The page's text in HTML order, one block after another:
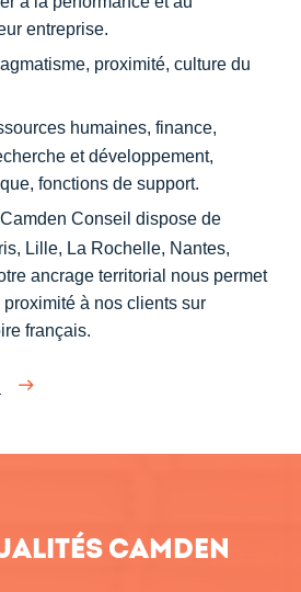
entreprise.
proximité, culture du
humaines, finance,
et développement,
fonctions de support.
Conseil dispose de
Lille, La Rochelle, Nantes,
ancrage territorial nous permet
proximité à nos clients sur
français.
Camden